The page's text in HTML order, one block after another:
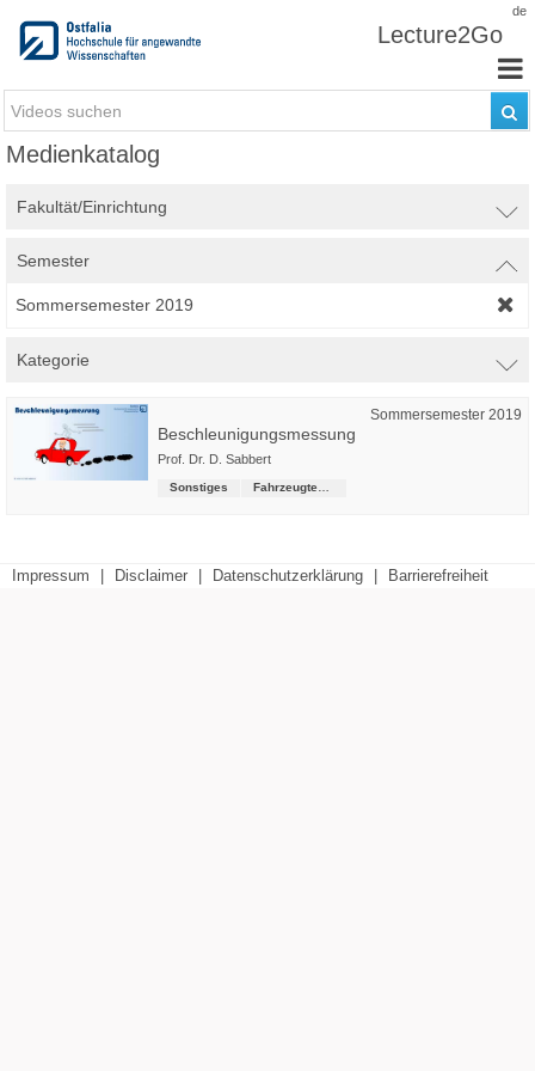
de
Lecture2Go
Medienkatalog
Fakultät/Einrichtung
Semester
Sommersemester 2019
Kategorie
Sommersemester 2019
Beschleunigungsmessung
Prof. Dr. D. Sabbert
Sonstiges
Impressum Disclaimer Datenschutzerklärung Barrierefreiheit